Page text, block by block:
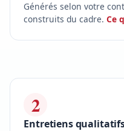
Générés selon votre
construits du cadre.Ce
2
Entretiens